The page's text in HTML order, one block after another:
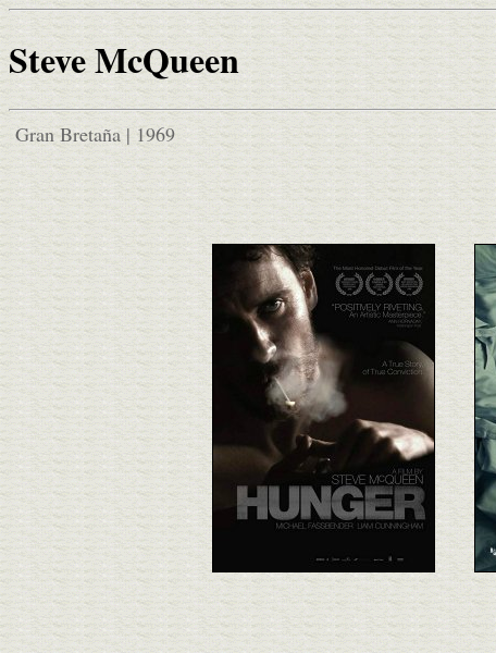
Steve McQueen
Gran Bretaña | 1969